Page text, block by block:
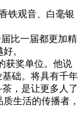
铁观音、白毫银
比一届都更加精
。
获奖单位。他说
础。将具有千年
，是让更多人了
生活的传播者，